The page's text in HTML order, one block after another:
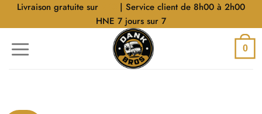
AllerLivraison gratuite sur
| Service client de 8h00 à 2h00
HNE 7 jours sur 7
0